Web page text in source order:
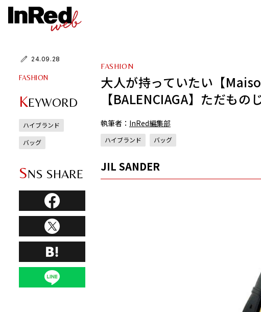
FASHION
大人が持っていたい【
【BALENCIAGA】ただも
執筆者： InRed編集部
ハイブランド バッグ
JIL SANDER
24.09.28
FASHION
KEYWORD
ハイブランド
バッグ
SNS SHARE